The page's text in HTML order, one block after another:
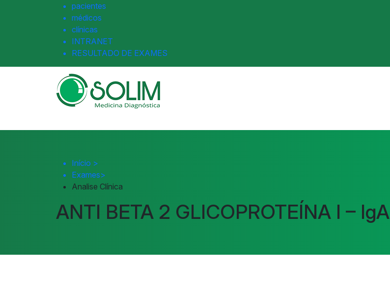
pacientes
médicos
clínicas
INTRANET
RESULTADO DE EXAMES
Início >
Exames>
Analise Clínica
ANTI BETA 2 GLICOPROTEÍNA I – IgA